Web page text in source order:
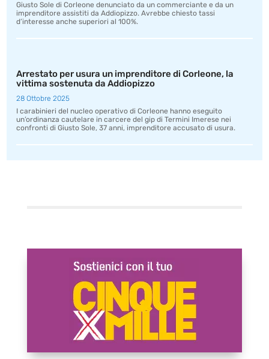
Giusto Sole di Corleone denunciato da un commerciante e da un
imprenditore assistiti da Addiopizzo. Avrebbe chiesto tassi
d’interesse anche superiori al 100%.
Arrestato per usura un imprenditore di Corleone, la
vittima sostenuta da Addiopizzo
28 Ottobre 2025
I carabinieri del nucleo operativo di Corleone hanno eseguito
un’ordinanza cautelare in carcere del gip di Termini Imerese nei
confronti di Giusto Sole, 37 anni, imprenditore accusato di usura.